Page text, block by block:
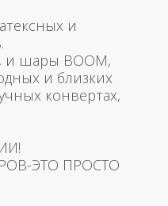
и
и шары BOOM,
и близких
конвертах,
ЭТО ПРОСТО